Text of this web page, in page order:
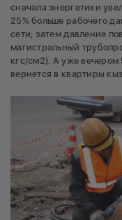
сначала энергетики
25% больше рабочего
сети; затем давление
магистральный
кгс/см2). А уже вечером
вернется в квартиры